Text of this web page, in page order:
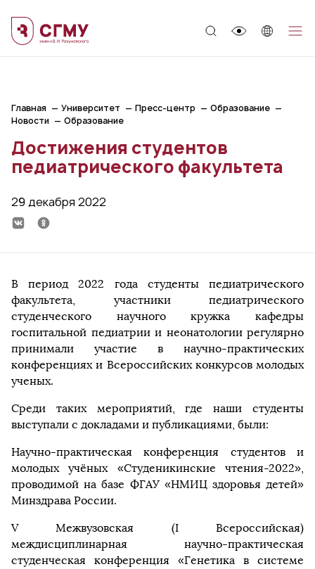
Главная Университет Пресс-центр
Образование
Новости
Образование
Достижения студентов
педиатрического факультета
29 декабря 2022
В период 2022 года студенты педиатрического
факультета, участники педиатрического
студенческого научного кружка кафедры
госпитальной педиатрии и неонатологии регулярно
принимали участие в научно-практических
конференциях и Всероссийских конкурсов молодых
ученых.
Среди таких мероприятий, где наши студенты
выступали с докладами и публикациями, были:
Научно-практическая конференция студентов и
молодых учёных «Студеникинские чтения-2022»,
проводимой на базе ФГАУ «НМИЦ здоровья детей»
Минздрава России.
V Межвузовская (I Всероссийская)
междисциплинарная научно-практическая
студенческая конференция «Генетика в системе